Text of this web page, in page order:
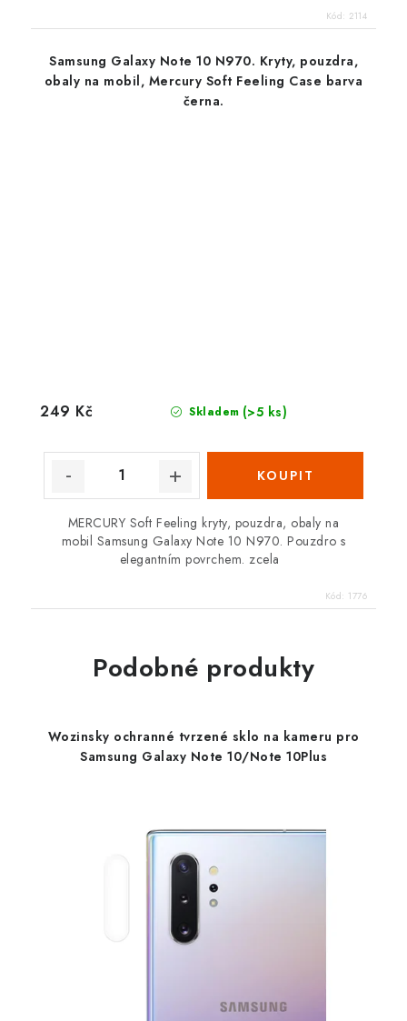
Kód: 2114
Samsung Galaxy Note 10 N970. Kryty, pouzdra,
obaly na mobil, Mercury Soft Feeling Case barva
černa.
Skladem (>5 ks)
249 Kč
MERCURY Soft Feeling kryty, pouzdra, obaly na
mobil Samsung Galaxy Note 10 N970. Pouzdro s
elegantním povrchem. zcela
Kód: 1776
Podobné produkty
Wozinsky ochranné tvrzené sklo na kameru pro
Samsung Galaxy Note 10/Note 10Plus